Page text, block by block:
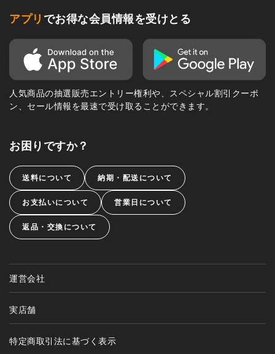
アプリ でお得な会員情報を受けとる
人気商品の抽選販売エントリー権利や、スペシャル割引クーポ
ン、セール情報を最速で受け取ることができます。
お困りですか？
送料について 納期・配送について
お支払いについて 営業日について
返品・交換について
運営会社
実店舗
特定商取引法に基づく表示